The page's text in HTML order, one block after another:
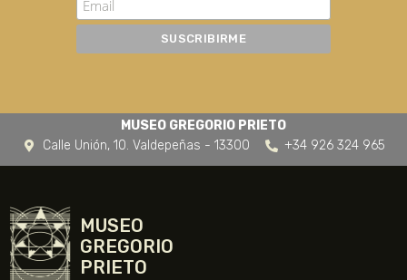
MUSEO GREGORIO PRIETO
Calle Unión, 10. Valdepeñas - 13300
+34 926 324 965
MUSEO
GREGORIO
PRIETO